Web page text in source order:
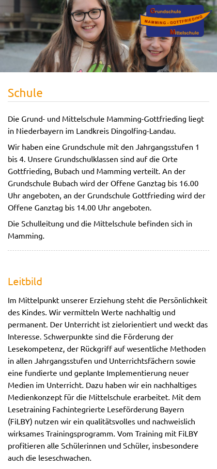
Schule
Die Grund- und Mittelschule Mamming-Gottfrieding liegt
in Niederbayern im Landkreis Dingolfing-Landau.
Wir haben eine Grundschule mit den Jahrgangsstufen 1
bis 4. Unsere Grundschulklassen sind auf die Orte
Gottfrieding, Bubach und Mamming verteilt. An der
Grundschule Bubach wird der Offene Ganztag bis 16.00
Uhr angeboten, an der Grundschule Gottfrieding wird der
Offene Ganztag bis 14.00 Uhr angeboten.
Die Schulleitung und die Mittelschule befinden sich in
Mamming.
Leitbild
Im Mittelpunkt unserer Erziehung steht die Persönlichkeit
des Kindes. Wir vermitteln Werte nachhaltig und
permanent. Der Unterricht ist zielorientiert und weckt das
Interesse. Schwerpunkte sind die Förderung der
Lesekompetenz, der Rückgriff auf wesentliche Methoden
in allen Jahrgangsstufen und Unterrichtsfächern sowie
eine fundierte und geplante Implementierung neuer
Medien im Unterricht. Dazu haben wir ein nachhaltiges
Medienkonzept für die Mittelschule erarbeitet. Mit dem
Lesetraining Fachintegrierte Leseförderung Bayern
(FiLBY) nutzen wir ein qualitätsvolles und nachweislich
wirksames Trainingsprogramm. Vom Training mit FiLBY
profitieren alle Schülerinnen und Schüler, insbesondere
auch die leseschwachen.